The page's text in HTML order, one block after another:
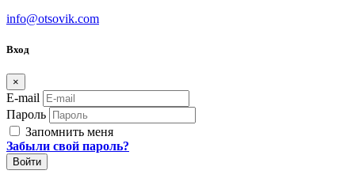
info@otsovik.com
Вход
×
E-mail
Пароль
Запомнить меня
Забыли свой пароль?